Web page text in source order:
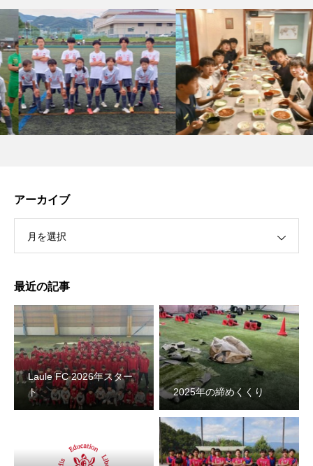
アーカイブ
月を選択
最近の記事
Laule FC 2026年スター
ト
2025年の締めくくり